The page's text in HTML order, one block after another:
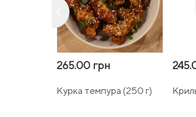
265.00 грн
Курка темпура (250 г)